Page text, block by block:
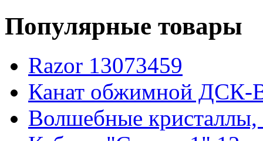
Популярные товары
Razor 13073459
Канат обжимной ДСК-
Волшебные